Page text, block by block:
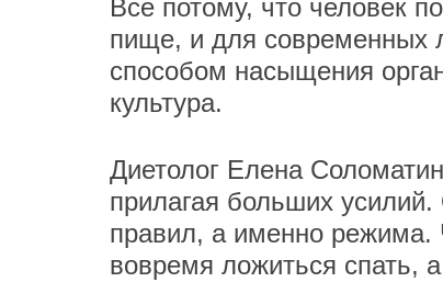
Все потому, что человек
пище, и для современных
способом насыщения
культура.
Диетолог Елена
прилагая больших
правил, а именно режима.
вовремя ложиться спать,